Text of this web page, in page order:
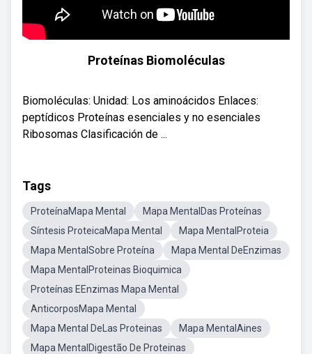
Proteínas Biomoléculas
Biomoléculas: Unidad: Los aminoácidos Enlaces:
peptídicos Proteínas esenciales y no esenciales
Ribosomas Clasificación de ...
Tags
ProteínaMapa Mental
Mapa MentalDas Proteínas
Síntesis ProteicaMapa Mental
Mapa MentalProteia
Mapa MentalSobre Proteína
Mapa Mental DeEnzimas
Mapa MentalProteinas Bioquimica
Proteínas EEnzimas Mapa Mental
AnticorposMapa Mental
Mapa Mental DeLas Proteinas
Mapa MentalAines
Mapa MentalDigestão De Proteinas